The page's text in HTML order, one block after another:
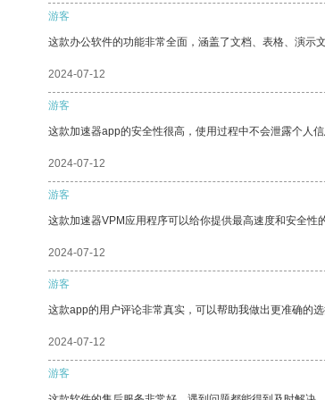
游客
这款办公软件的功能非常全面，涵盖了文档、表格、演示
2024-07-12
游客
这款加速器app的安全性很高，使用过程中不会泄露个人
2024-07-12
游客
这款加速器VPM应用程序可以给你提供最高速度和安全性
2024-07-12
游客
这款app的用户评论非常真实，可以帮助我做出更准确的选
2024-07-12
游客